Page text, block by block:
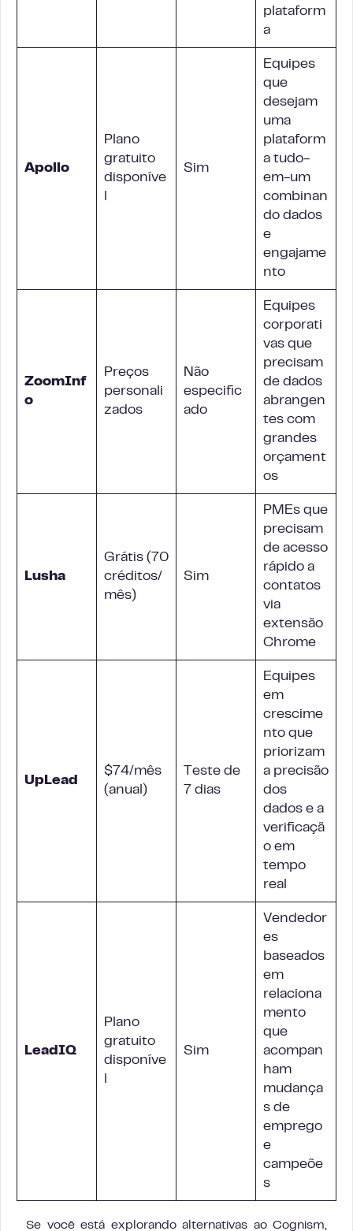
plataform
a
Apollo
Plano
gratuito
disponíve
Sim
Equipes
que
desejam
uma
plataform
a tudo-
em-um
combinan
do dados
e
engajame
nto
ZoomInf
o
Preços
personali
zados
Não
especific
ado
Equipes
corporati
vas que
precisam
de dados
abrangen
tes com
grandes
orçament
os
Lusha
Grátis (70
créditos/
mês)
Sim
PMEs que
precisam
de acesso
rápido a
contatos
via
extensão
Chrome
UpLead
$74/mês
(anual)
Teste de
7 dias
Equipes
em
crescime
nto que
priorizam
a precisão
dos
dados e a
verificaçã
o em
tempo
real
LeadIQ
Plano
gratuito
disponíve
Sim
Vendedor
es
baseados
em
relaciona
mento
que
acompan
ham
mudança
s de
emprego
e
campeõe
s
Se você está explorando alternativas ao Cognism,